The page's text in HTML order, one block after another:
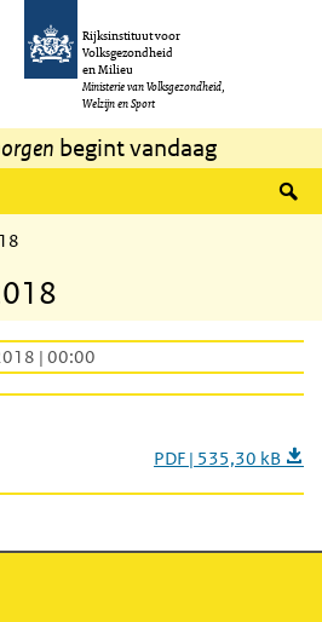
gaan
Rijksinstituut voor
Volksgezondheid
en Milieu
Ministerie van Volksgezondheid,
Welzijn en Sport
begint vandaag
| 00:00
PDF | 535,30 kB